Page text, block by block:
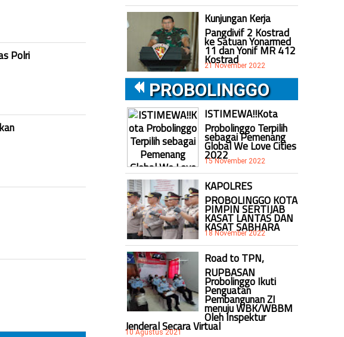
Polri
Kunjungan Kerja
Pangdivif 2 Kostrad
ke Satuan Yonarmed
11 dan Yonif MR 412
Kostrad
21 November 2022
PROBOLINGGO
ISTIMEWA!!Kota
Probolinggo Terpilih
sebagai Pemenang
Global We Love Cities
2022
15 November 2022
KAPOLRES
PROBOLINGGO KOTA
PIMPIN SERTIJAB
KASAT LANTAS DAN
KASAT SABHARA
18 November 2022
Road to TPN,
RUPBASAN
Probolinggo Ikuti
Penguatan
Pembangunan ZI
menuju WBK/WBBM
Oleh Inspektur
Jenderal Secara Virtual
10 Agustus 2021